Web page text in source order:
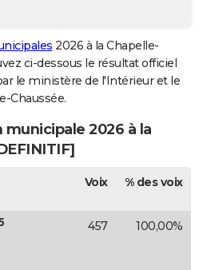
2026 à la Chapelle-
ci-dessous le résultat officiel
le ministère de l'Intérieur et le
Chaussée.
2026 à la
Voix % des voix
457 100,00%